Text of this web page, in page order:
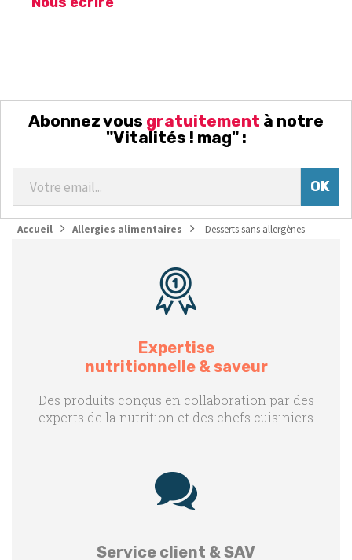
Accueil Allergies alimentaires Desserts sans allergènes
Abonnez vous gratuitement à notre
"Vitalités ! mag" :
Expertise
nutritionnelle & saveur
Des produits conçus en collaboration par des
experts de la nutrition et des chefs cuisiniers
Service client & SAV